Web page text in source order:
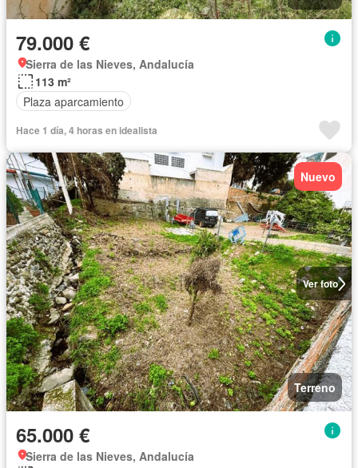
79.000 €
Sierra de las Nieves, Andalucía
113 m²
Plaza aparcamiento
Hace 1 día, 4 horas en idealista
Ver foto
Nuevo
Terreno
65.000 €
Sierra de las Nieves, Andalucía